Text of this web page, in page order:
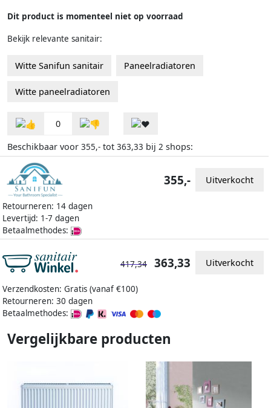
Dit product is momenteel niet op voorraad
Bekijk relevante sanitair:
Witte Sanifun sanitair Paneelradiatoren
Witte paneelradiatoren
0
Beschikbaar voor 355,- tot 363,33 bij 2 shops:
Retourneren: 14 dagen
Levertijd: 1-7 dagen
Betaalmethodes:
355,- Uitverkocht
Verzendkosten: Gratis (vanaf €100)
Retourneren: 30 dagen
Betaalmethodes:
417,34 363,33 Uitverkocht
Vergelijkbare producten